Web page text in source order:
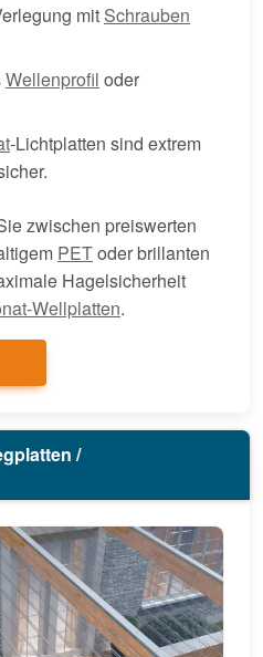
mit Schrauben
Wellenprofil oder
-Lichtplatten sind extrem
zwischen preiswerten
PEToder brillanten
Hagelsicherheit
Wellplatten.
/